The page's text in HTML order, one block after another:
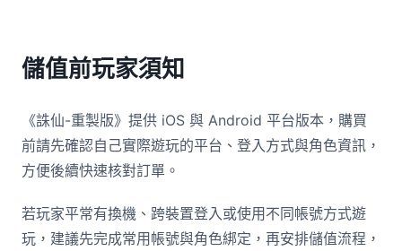
儲值前玩家須知
《誅仙-重製版》提供 iOS 與 Android 平台版本，購買
前請先確認自己實際遊玩的平台、登入方式與角色資訊，
方便後續快速核對訂單。
若玩家平常有換機、跨裝置登入或使用不同帳號方式遊
玩，建議先完成常用帳號與角色綁定，再安排儲值流程，